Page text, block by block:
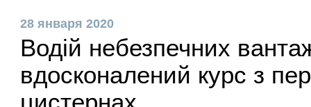
28 января 2020
Водій небезпечних
вдосконалений курс з